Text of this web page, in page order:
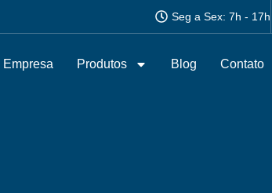
Seg a Sex: 7h - 17h
Empresa Produtos Blog Contato